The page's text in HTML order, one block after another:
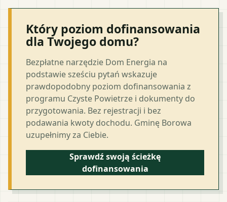
Który poziom dofinansowania
dla Twojego domu?
Bezpłatne narzędzie Dom Energia na
podstawie sześciu pytań wskazuje
prawdopodobny poziom dofinansowania z
programu Czyste Powietrze i dokumenty do
przygotowania. Bez rejestracji i bez
podawania kwoty dochodu. Gminę Borowa
uzupełnimy za Ciebie.
Sprawdź swoją ścieżkę
dofinansowania